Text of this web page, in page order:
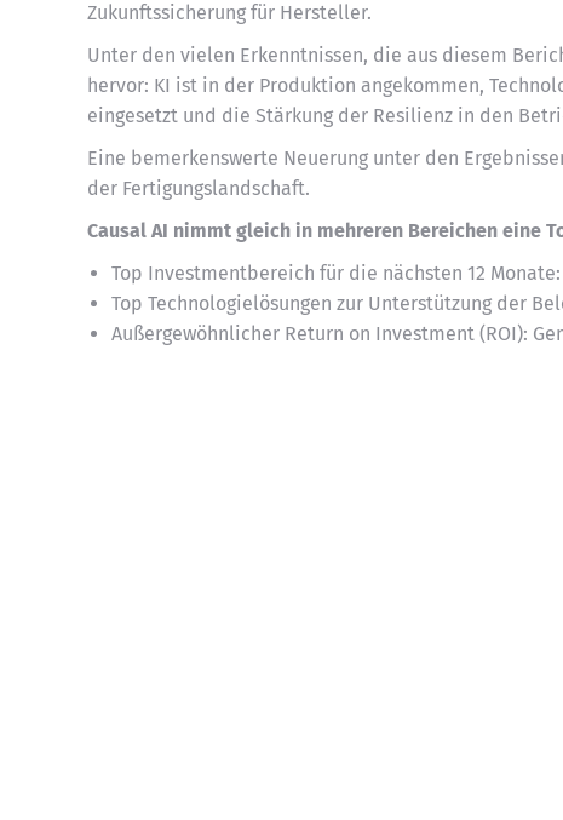
Zukunftssicherung für Hersteller.
Unter den vielen Erkenntnissen, die aus diesem
hervor: KI ist in der Produktion angekommen,
eingesetzt und die Stärkung der Resilienz in den
Eine bemerkenswerte Neuerung unter den
der Fertigungslandschaft.
Causal AI nimmt gleich in mehreren Bereichen eine
Top Investmentbereich für die nächsten 12
Top Technologielösungen zur Unterstützung der
Außergewöhnlicher Return on Investment (ROI):